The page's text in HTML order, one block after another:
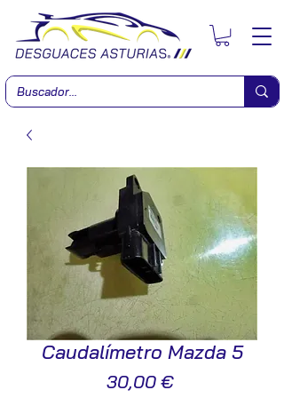
Caudalímetro Mazda 5
30,00 €Precio